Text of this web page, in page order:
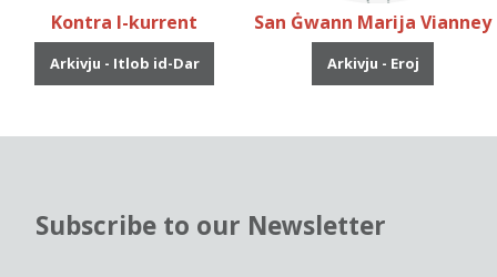
Kontra l-kurrent
Arkivju - Itlob id-Dar
San Ġwann Marija Vianney
Arkivju - Eroj
Subscribe to our Newsletter